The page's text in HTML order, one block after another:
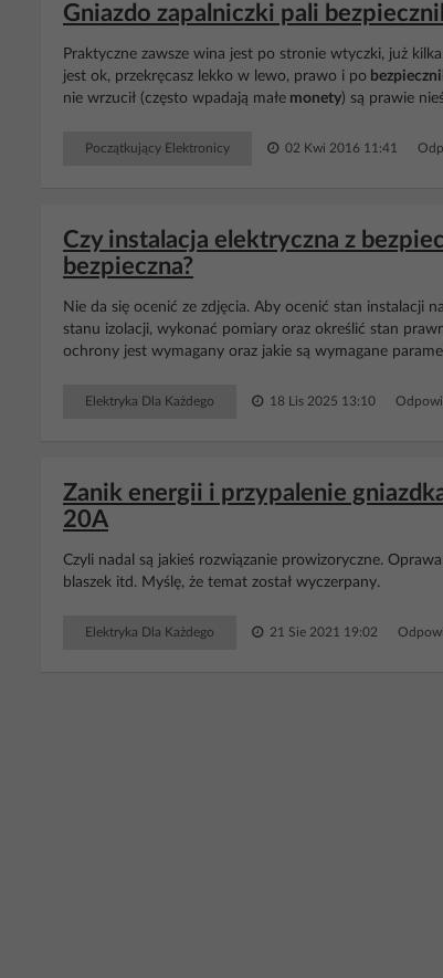
Gniazdo zapalniczki pali
Praktyczne zawsze wina jest po stronie wtyczki, już
jest ok, przekręcasz lekko w lewo, prawo i po
nie wrzucił (często wpadają małe monety) są prawie
Początkujący Elektronicy 02 Kwi 2016 11:41
Czy instalacja elektryczna z
bezpieczna?
Nie da się ocenić ze zdjęcia. Aby ocenić stan instalacji
stanu izolacji, wykonać pomiary oraz określić stan
ochrony jest wymagany oraz jakie są wymagane
Elektryka Dla Każdego 18 Lis 2025 13:10
Zanik energii i przypalenie
20A
Czyli nadal są jakieś rozwiązanie prowizoryczne.
blaszek itd. Myślę, że temat został wyczerpany.
Elektryka Dla Każdego 21 Sie 2021 19:02